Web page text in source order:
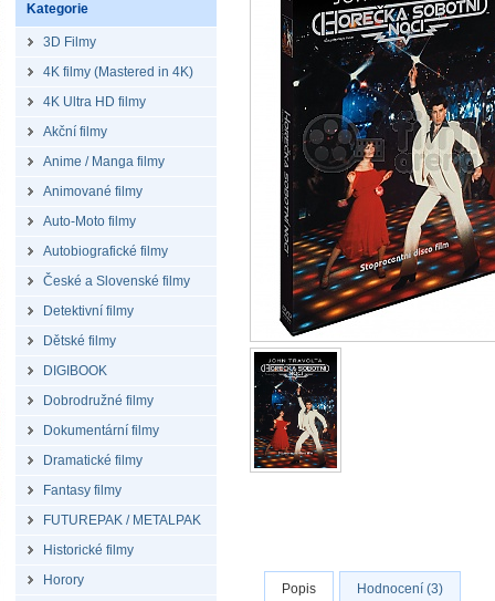
Kategorie
3D Filmy
4K filmy (Mastered in 4K)
4K Ultra HD filmy
Akční filmy
Anime / Manga filmy
Animované filmy
Auto-Moto filmy
Autobiografické filmy
České a Slovenské filmy
Detektivní filmy
Dětské filmy
DIGIBOOK
Dobrodružné filmy
Dokumentární filmy
Dramatické filmy
Fantasy filmy
FUTUREPAK / METALPAK
Historické filmy
Horory
Popis Hodnocení (3)